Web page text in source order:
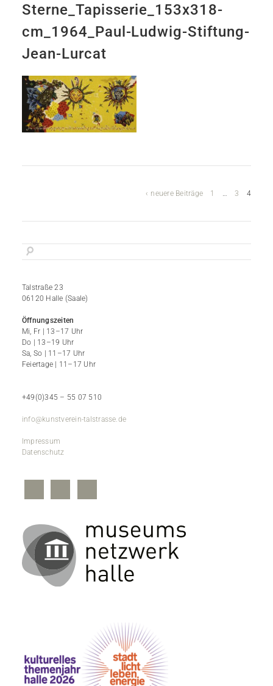
Sterne_Tapisserie_153x318-
cm_1964_Paul-Ludwig-Stiftung-
Jean-Lurcat
neuere Beiträge 1 … 3 4
Talstraße 23
06120 Halle (Saale)
Öffnungszeiten
Mi, Fr | 13–17 Uhr
Do | 13–19 Uhr
Sa, So | 11–17 Uhr
Feiertage | 11–17 Uhr
+49(0)345 – 55 07 510
info@kunstverein-talstrasse.de
Impressum
Datenschutz